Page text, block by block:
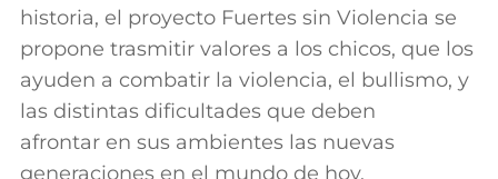
historia, el proyecto Fuertes sin Violencia se
propone trasmitir valores a los chicos, que los
ayuden a combatir la violencia, el bullismo, y
las distintas dificultades que deben
afrontar en sus ambientes las nuevas
generaciones en el mundo de hoy.